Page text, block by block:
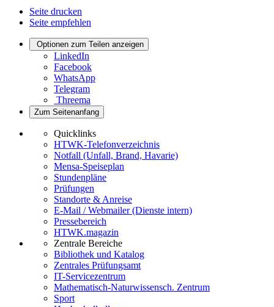
Seite drucken
Seite empfehlen
Optionen zum Teilen anzeigen
LinkedIn
Facebook
WhatsApp
Telegram
Threema
Zum Seitenanfang
Quicklinks
HTWK-Telefonverzeichnis
Notfall (Unfall, Brand, Havarie)
Mensa-Speiseplan
Stundenpläne
Prüfungen
Standorte & Anreise
E-Mail / Webmailer (Dienste intern)
Pressebereich
HTWK.magazin
Zentrale Bereiche
Bibliothek und Katalog
Zentrales Prüfungsamt
IT-Servicezentrum
Mathematisch-Naturwissensch. Zentrum
Sport